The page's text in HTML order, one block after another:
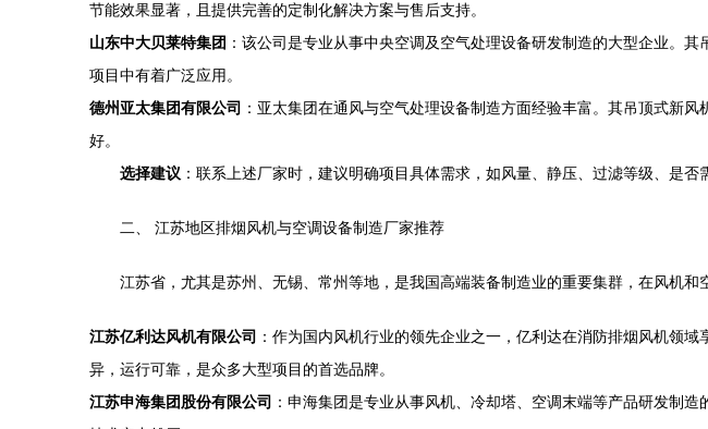
节能效果显著，且提供完善的定制化解决方案与售后支持。
山东中大贝莱特集团 ：该公司是专业从事中央空调及空气处理设备研发制造的大型企业。
项目中有着广泛应用。
德州亚太集团有限公司 ：亚太集团在通风与空气处理设备制造方面经验丰富。其吊顶式新
好。
选择建议 ：联系上述厂家时，建议明确项目具体需求，如风量、静压、过滤等级、是
二、 江苏地区排烟风机与空调设备制造厂家推荐
江苏省，尤其是苏州、无锡、常州等地，是我国高端装备制造业的重要集群，在风机和
江苏亿利达风机有限公司 ：作为国内风机行业的领先企业之一，亿利达在消防排烟风机领
异，运行可靠，是众多大型项目的首选品牌。
江苏申海集团股份有限公司 ：申海集团是专业从事风机、冷却塔、空调末端等产品研发制